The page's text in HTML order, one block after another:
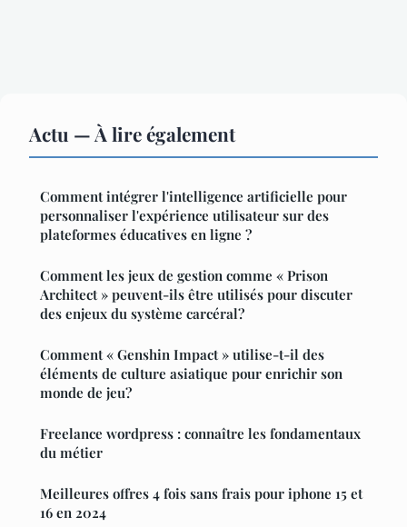
Actu — À lire également
Comment intégrer l'intelligence artificielle pour
personnaliser l'expérience utilisateur sur des
plateformes éducatives en ligne ?
Comment les jeux de gestion comme « Prison
Architect » peuvent-ils être utilisés pour discuter
des enjeux du système carcéral?
Comment « Genshin Impact » utilise-t-il des
éléments de culture asiatique pour enrichir son
monde de jeu?
Freelance wordpress : connaître les fondamentaux
du métier
Meilleures offres 4 fois sans frais pour iphone 15 et
16 en 2024